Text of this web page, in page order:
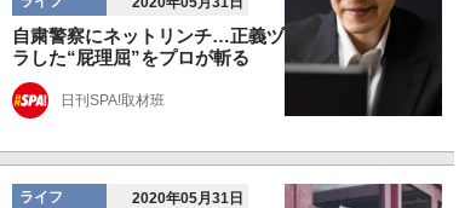
自粛警察にネットリンチ…正義ヅ
ラした“屁理屈”をプロが斬る
日刊SPA!取材班
ライフ 2020年05月31日